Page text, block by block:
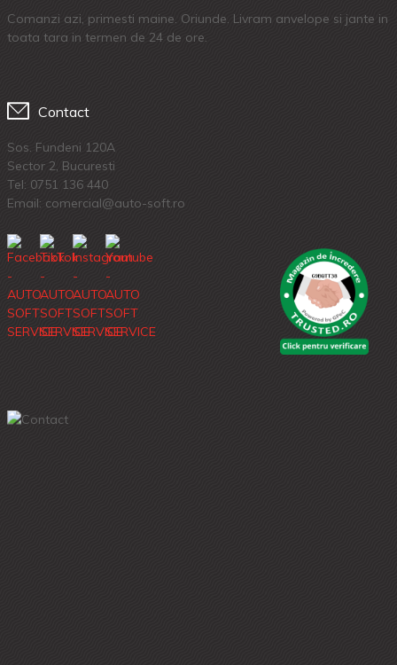
Comanzi azi, primesti maine. Oriunde. Livram anvelope si jante in
toata tara in termen de 24 de ore.
Contact
Sos. Fundeni 120A
Sector 2, Bucuresti
Tel: 0751 136 440
Email: comercial@auto-soft.ro